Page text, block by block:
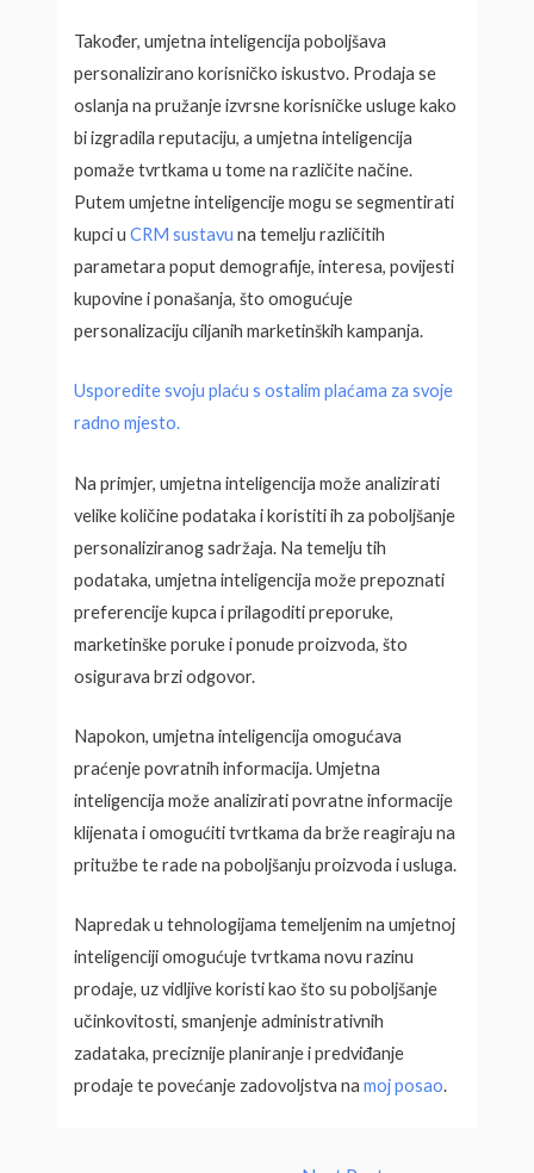
Također, umjetna inteligencija poboljšava
personalizirano korisničko iskustvo. Prodaja se
oslanja na pružanje izvrsne korisničke usluge kako
bi izgradila reputaciju, a umjetna inteligencija
pomaže tvrtkama u tome na različite načine.
Putem umjetne inteligencije mogu se segmentirati
kupci uCRM sustavu na temelju različitih
parametara poput demografije, interesa, povijesti
kupovine i ponašanja, što omogućuje
personalizaciju ciljanih marketinških kampanja.
Usporedite svoju plaću s ostalim plaćama za svoje
radno mjesto.
Na primjer, umjetna inteligencija može analizirati
velike količine podataka i koristiti ih za poboljšanje
personaliziranog sadržaja. Na temelju tih
podataka, umjetna inteligencija može prepoznati
preferencije kupca i prilagoditi preporuke,
marketinške poruke i ponude proizvoda, što
osigurava brzi odgovor.
Napokon, umjetna inteligencija omogućava
praćenje povratnih informacija. Umjetna
inteligencija može analizirati povratne informacije
klijenata i omogućiti tvrtkama da brže reagiraju na
pritužbe te rade na poboljšanju proizvoda i usluga.
Napredak u tehnologijama temeljenim na umjetnoj
inteligenciji omogućuje tvrtkama novu razinu
prodaje, uz vidljive koristi kao što su poboljšanje
učinkovitosti, smanjenje administrativnih
zadataka, preciznije planiranje i predviđanje
prodaje te povećanje zadovoljstva namoj posao.